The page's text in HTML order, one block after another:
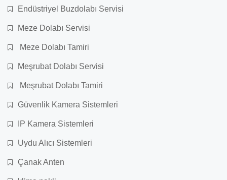
Endüstriyel Buzdolabı Servisi
Meze Dolabı Servisi
Meze Dolabı Tamiri
Meşrubat Dolabı Servisi
Meşrubat Dolabı Tamiri
Güvenlik Kamera Sistemleri
IP Kamera Sistemleri
Uydu Alıcı Sistemleri
Çanak Anten